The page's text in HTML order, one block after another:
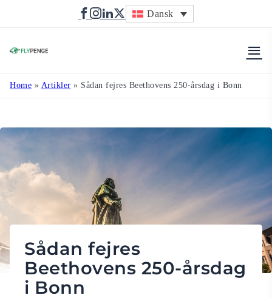
Dansk
Home » Artikler » Sådan fejres Beethovens 250-årsdag i Bonn
Sådan fejres
Beethovens 250-årsdag
i Bonn